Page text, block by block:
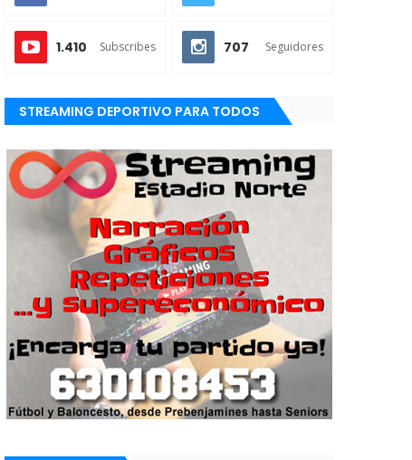
1.410 Subscribes 707 Seguidores
STREAMING DEPORTIVO PARA TODOS